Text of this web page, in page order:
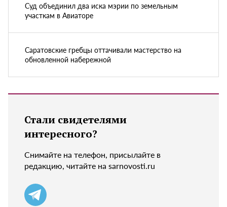
Суд объединил два иска мэрии по земельным
участкам в Авиаторе
Саратовские гребцы оттачивали мастерство на
обновленной набережной
Стали свидетелями
интересного?
Снимайте на телефон, присылайте в
редакцию, читайте на sarnovosti.ru